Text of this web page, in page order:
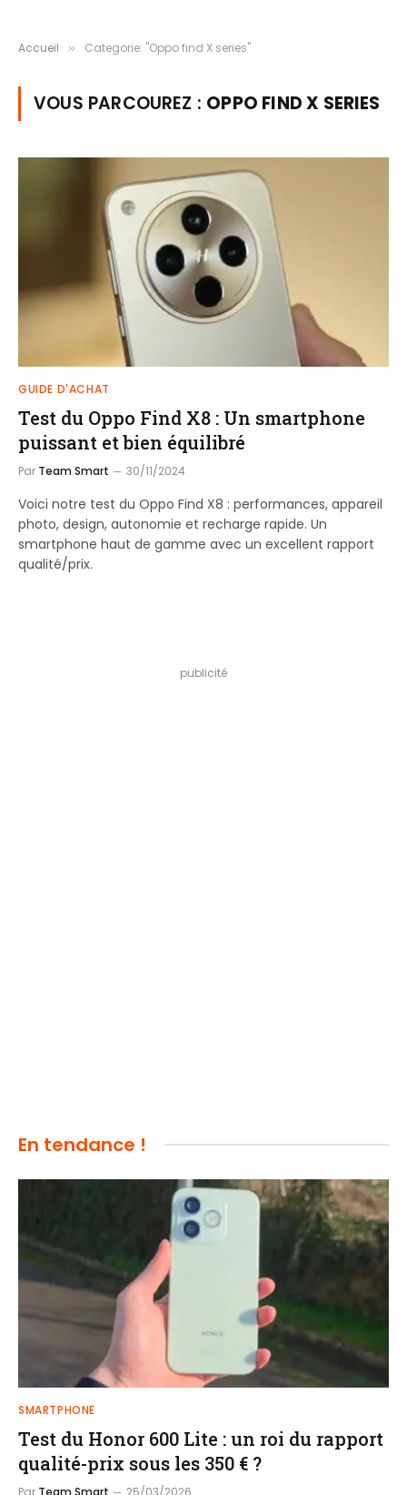
Accueil » Categorie: "Oppo find X series"
VOUS PARCOUREZ : OPPO FIND X SERIES
GUIDE D'ACHAT
Test du Oppo Find X8 : Un smartphone
puissant et bien équilibré
Par Team Smart 30/11/2024
Voici notre test du Oppo Find X8 : performances, appareil
photo, design, autonomie et recharge rapide. Un
smartphone haut de gamme avec un excellent rapport
qualité/prix.
publicité
En tendance !
SMARTPHONE
Test du Honor 600 Lite : un roi du rapport
qualité-prix sous les 350 € ?
Par Team Smart 25/03/2026